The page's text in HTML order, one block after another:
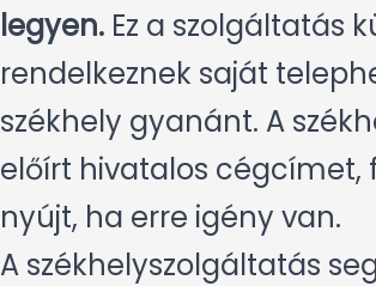
legyen.Ez a szolgáltatás
rendelkeznek saját
székhely gyanánt. A
előírt hivatalos cégcímet,
nyújt, ha erre igény van.
A székhelyszolgáltatás